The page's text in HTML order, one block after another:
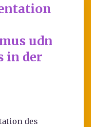
udn
in der
des